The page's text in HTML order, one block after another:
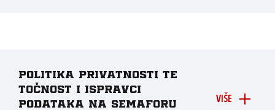
VIŠE
Politika privatnosti te
točnost i ispravci
podataka na Semaforu